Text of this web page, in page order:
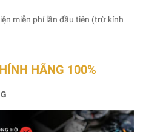
miễn phí lần đầu tiên (trừ kính
HÃNG 100%